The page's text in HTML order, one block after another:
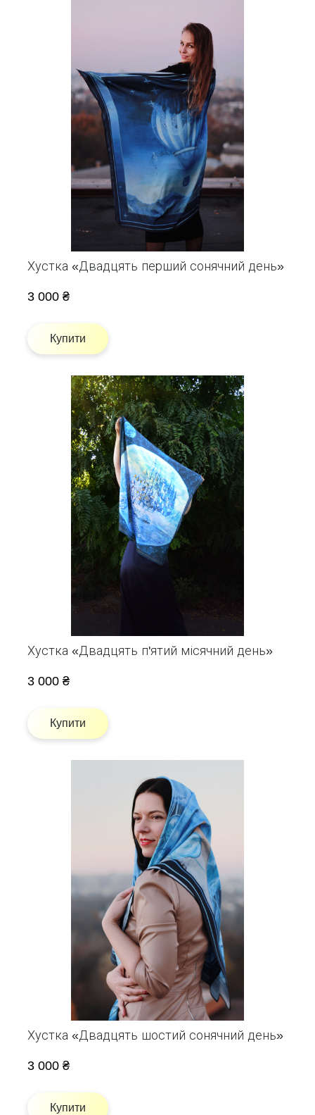
Хустка «Двадцять перший сонячний день»
3 000 ₴
Купити
Хустка «Двадцять п'ятий місячний день»
3 000 ₴
Купити
Хустка «Двадцять шостий сонячний день»
3 000 ₴
Купити